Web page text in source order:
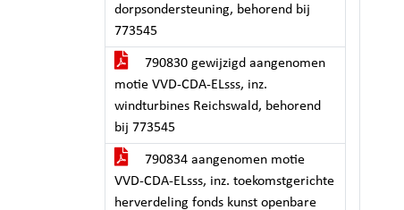
dorpsondersteuning, behorend bij
773545
790830 gewijzigd aangenomen
motie VVD-CDA-ELsss, inz.
windturbines Reichswald, behorend
bij 773545
790834 aangenomen motie
VVD-CDA-ELsss, inz. toekomstgerichte
herverdeling fonds kunst openbare